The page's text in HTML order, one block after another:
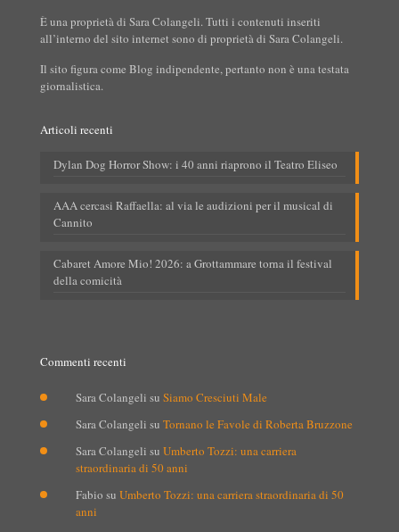
È una proprietà di Sara Colangeli. Tutti i contenuti inseriti
all’interno del sito internet sono di proprietà di Sara Colangeli.
Il sito figura come Blog indipendente, pertanto non è una testata
giornalistica.
Articoli recenti
Dylan Dog Horror Show: i 40 anni riaprono il Teatro Eliseo
AAA cercasi Raffaella: al via le audizioni per il musical di
Cannito
Cabaret Amore Mio! 2026: a Grottammare torna il festival
della comicità
Commenti recenti
Sara Colangeli su Siamo Cresciuti Male
Sara Colangeli su Tornano le Favole di Roberta Bruzzone
Sara Colangeli su Umberto Tozzi: una carriera
straordinaria di 50 anni
Fabio su Umberto Tozzi: una carriera straordinaria di 50
anni